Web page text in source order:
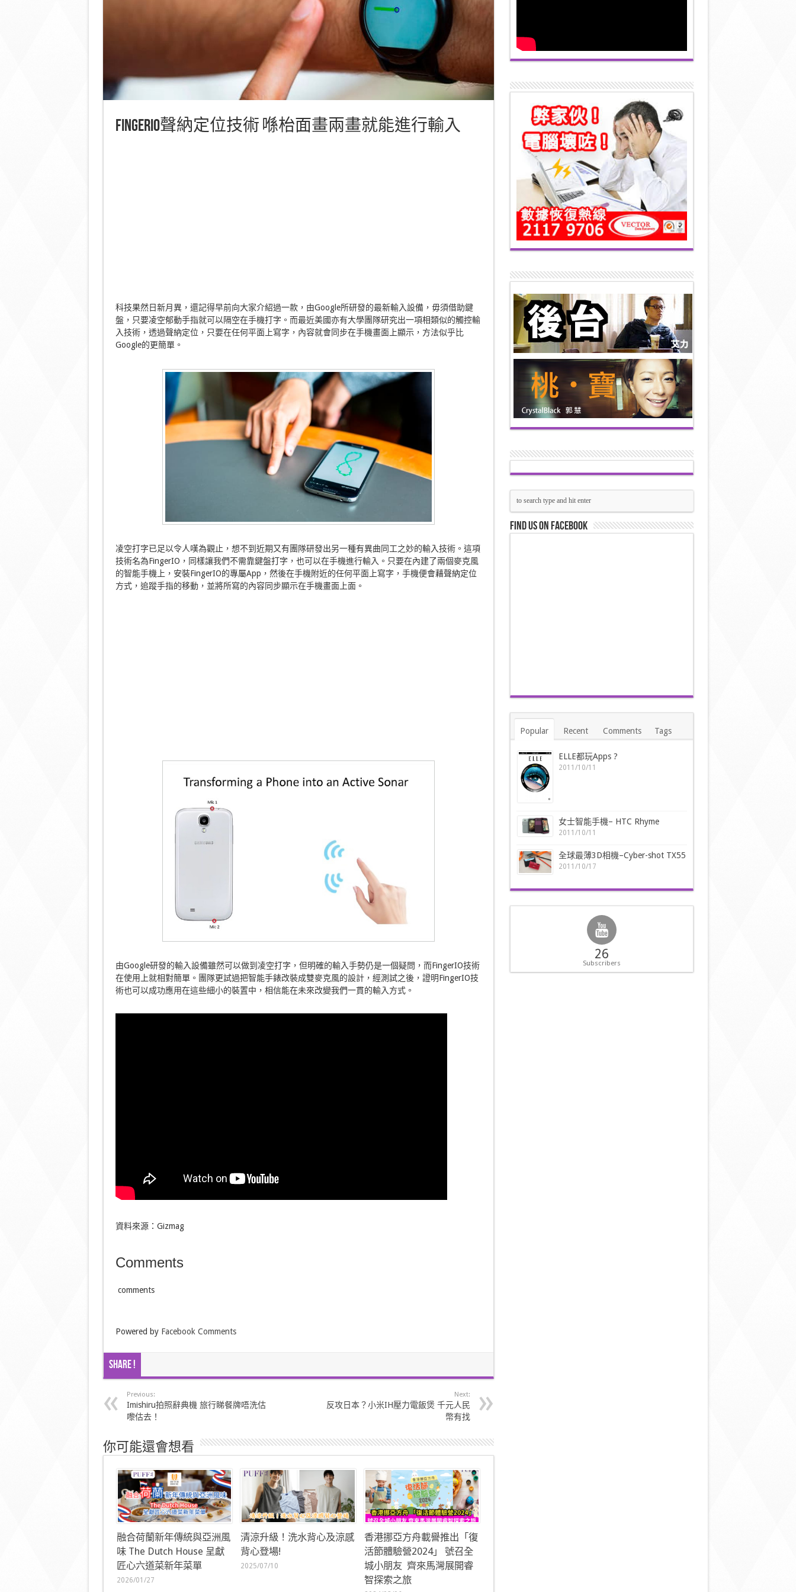
FingerIO聲納定位技術 喺枱面畫兩畫就能進行輸入
科技果然日新月異，還記得早前向大家介紹過一款，由Google所研發的最新輸入設備，毋須借助鍵
盤，只要凌空郁動手指就可以隔空在手機打字。而最近美國亦有大學團隊研究出一項相類似的觸控輸
入技術，透過聲納定位，只要在任何平面上寫字，內容就會同步在手機畫面上顯示，方法似乎比
Google的更簡單。
凌空打字已足以令人嘆為觀止，想不到近期又有團隊研發出另一種有異曲同工之妙的輸入技術。這項
技術名為FingerIO，同樣讓我們不需靠鍵盤打字，也可以在手機進行輸入。只要在內建了兩個麥克風
的智能手機上，安裝FingerIO的專屬App，然後在手機附近的任何平面上寫字，手機便會藉聲納定位
方式，追蹤手指的移動，並將所寫的內容同步顯示在手機畫面上面。
由Google研發的輸入設備雖然可以做到凌空打字，但明確的輸入手勢仍是一個疑問，而FingerIO技術
在使用上就相對簡單。團隊更試過把智能手錶改裝成雙麥克風的設計，經測試之後，證明FingerIO技
術也可以成功應用在這些細小的裝置中，相信能在未來改變我們一貫的輸入方式。
資料來源：Gizmag
Comments
comments
Powered by Facebook Comments
Share !
Previous:
Imishiru拍照辭典機 旅行睇餐牌唔洗估
嚟估去！
Next:
反攻日本？小米IH壓力電飯煲 千元人民
幣有找
你可能還會想看
融合荷蘭新年傳統與亞洲風
味 The Dutch House 呈獻
匠心六道菜新年菜單
2026/01/27
清涼升級！洗水背心及涼感
背心登場!
2025/07/10
香港挪亞方舟載譽推出「復
活節體驗營2024」 號召全
城小朋友 齊來馬灣展開睿
智探索之旅
Find us on Facebook
Popular Recent Comments Tags
ELLE都玩Apps ?
2011/10/11
女士智能手機– HTC Rhyme
2011/10/11
全球最薄3D相機–Cyber-shot TX55
2011/10/17
26
Subscribers